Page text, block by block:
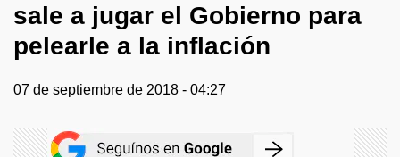
sale a jugar el Gobierno para
pelearle a la inflación
07 de septiembre de 2018 - 04:27